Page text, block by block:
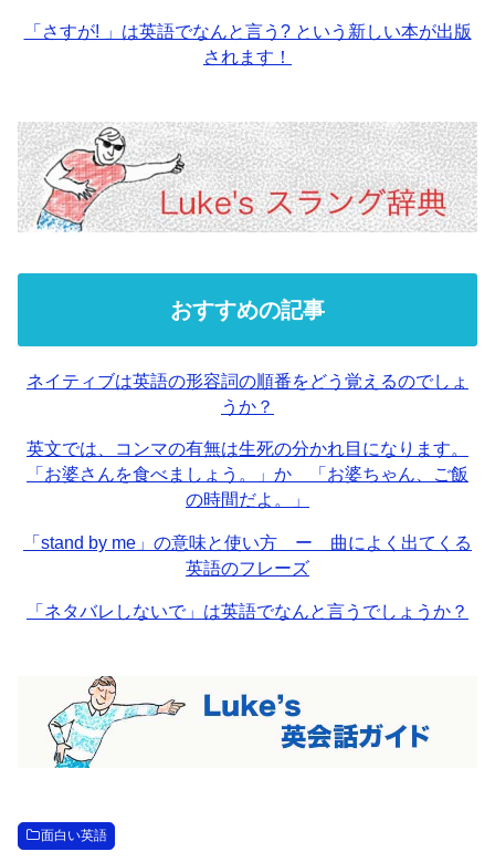
「さすが! 」は英語でなんと言う? という新しい本が出版
されます！
おすすめの記事
ネイティブは英語の形容詞の順番をどう覚えるのでしょ
うか？
英文では、コンマの有無は生死の分かれ目になります。
「お婆さんを食べましょう。」か 「お婆ちゃん、ご飯
の時間だよ。」
「stand by me」の意味と使い方 ー 曲によく出てくる
英語のフレーズ
「ネタバレしないで」は英語でなんと言うでしょうか？
面白い英語